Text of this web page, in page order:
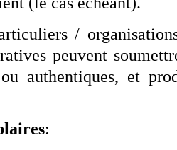
/
peuvent
authentiques, et
: